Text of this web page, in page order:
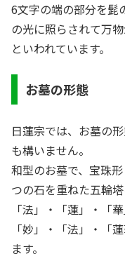
6文字の端の部分を髭
の光に照らされて万
といわれています。
お墓の形態
日蓮宗では、お墓の
も構いません。
和型のお墓で、宝珠
つの石を重ねた五輪
「法」・「蓮」・「
「妙」・「法」・「
ます。